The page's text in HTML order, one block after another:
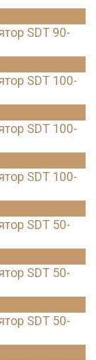
SDT 90-
SDT 100-
SDT 100-
SDT 100-
SDT 50-
SDT 50-
SDT 50-